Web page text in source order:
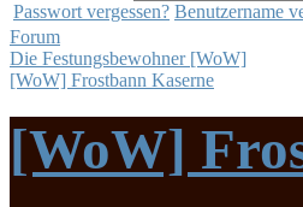
Passwort vergessen? Benutzername
Forum
Die Festungsbewohner [WoW]
[WoW] Frostbann Kaserne
[WoW]